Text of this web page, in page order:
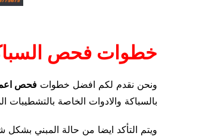
خطوات فحص
ونحن نقدم لكم افضل خطوات فحص
بالسباكة والادوات الخاصة بالتشطيبات
ويتم التأكد ايضا من حالة المبني